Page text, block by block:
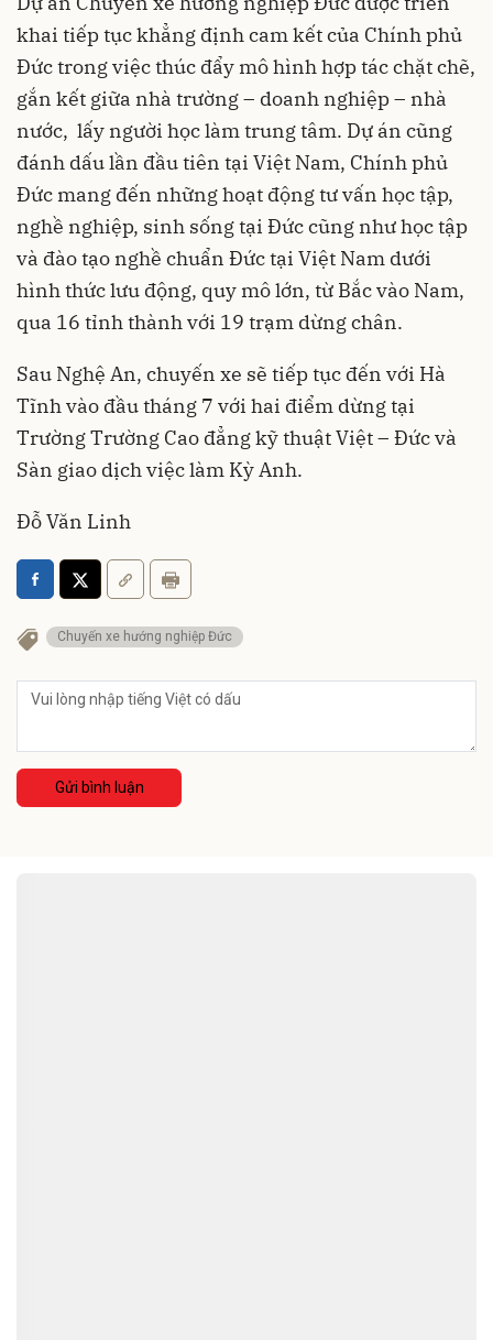
khai tiếp tục khẳng định cam kết của Chính phủ
Đức trong việc thúc đẩy mô hình hợp tác chặt chẽ,
gắn kết giữa nhà trường – doanh nghiệp – nhà
nước, lấy người học làm trung tâm. Dự án cũng
đánh dấu lần đầu tiên tại Việt Nam, Chính phủ
Đức mang đến những hoạt động tư vấn học tập,
nghề nghiệp, sinh sống tại Đức cũng như học tập
và đào tạo nghề chuẩn Đức tại Việt Nam dưới
hình thức lưu động, quy mô lớn, từ Bắc vào Nam,
qua 16 tỉnh thành với 19 trạm dừng chân.
Sau Nghệ An, chuyến xe sẽ tiếp tục đến với Hà
Tĩnh vào đầu tháng 7 với hai điểm dừng tại
Trường Trường Cao đẳng kỹ thuật Việt – Đức và
Sàn giao dịch việc làm Kỳ Anh.
Đỗ Văn Linh
Chuyến xe hướng nghiệp Đức
Gửi bình luận